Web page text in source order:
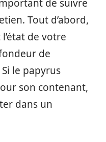
de suivre
Tout d’abord,
de votre
de
le papyrus
son contenant,
dans un